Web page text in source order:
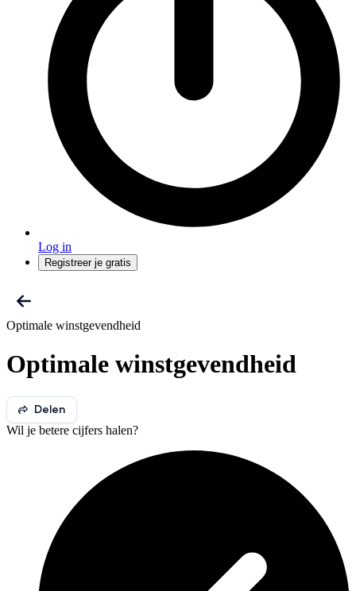
Log in
Registreer je gratis
Optimale winstgevendheid
Optimale winstgevendheid
Delen
Wil je betere cijfers halen?